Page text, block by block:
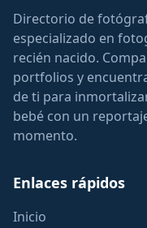
Directorio de
especializado en
recién nacido.
portfolios y
de ti para
bebé con un
momento.
Enlaces rápidos
Inicio